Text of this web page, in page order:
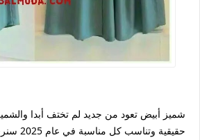
شميز أبيض تعود من جديد لم تختف أبدا
حقيقية